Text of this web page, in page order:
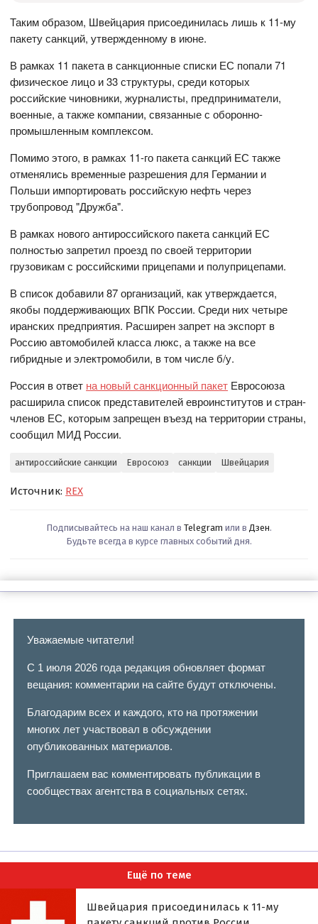
Таким образом, Швейцария присоединилась лишь к 11-му
пакету санкций, утвержденному в июне.
В рамках 11 пакета в санкционные списки ЕС попали 71
физическое лицо и 33 структуры, среди которых
российские чиновники, журналисты, предприниматели,
военные, а также компании, связанные с оборонно-
промышленным комплексом.
Помимо этого, в рамках 11-го пакета санкций ЕС также
отменялись временные разрешения для Германии и
Польши импортировать российскую нефть через
трубопровод "Дружба".
В рамках нового антироссийского пакета санкций ЕС
полностью запретил проезд по своей территории
грузовикам с российскими прицепами и полуприцепами.
В список добавили 87 организаций, как утверждается,
якобы поддерживающих ВПК России. Среди них четыре
иранских предприятия. Расширен запрет на экспорт в
Россию автомобилей класса люкс, а также на все
гибридные и электромобили, в том числе б/у.
Россия в ответ на новый санкционный пакет Евросоюза
расширила список представителей евроинститутов и стран-
членов ЕС, которым запрещен въезд на территории страны,
сообщил МИД России.
антироссийские санкции Евросоюз санкции Швейцария
Источник: REX
Подписывайтесь на наш канал в Telegram или в Дзен.
Будьте всегда в курсе главных событий дня.
Уважаемые читатели!
С 1 июля 2026 года редакция обновляет формат
вещания: комментарии на сайте будут отключены.
Благодарим всех и каждого, кто на протяжении
многих лет участвовал в обсуждении
опубликованных материалов.
Приглашаем вас комментировать публикации в
сообществах агентства в социальных сетях.
Ещё по теме
Швейцария присоединилась к 11-му